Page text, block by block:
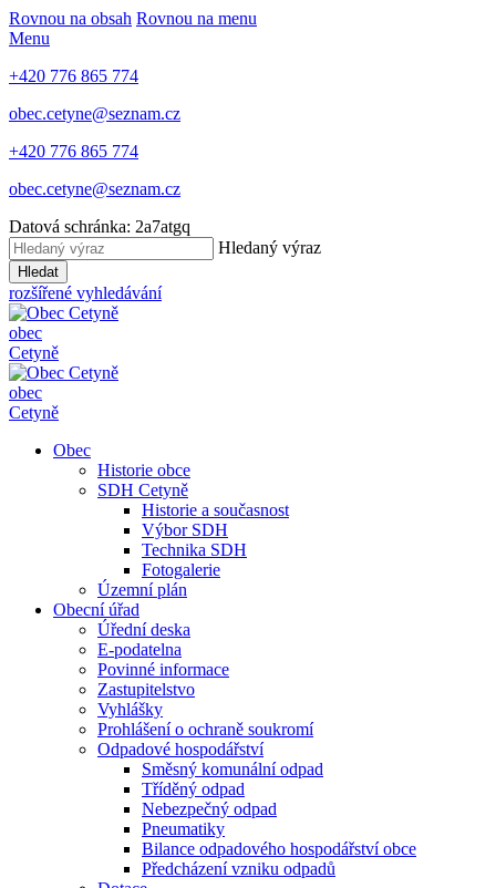
Rovnou na obsah Rovnou na menu
Menu
+420 776 865 774
obec.cetyne@seznam.cz
+420 776 865 774
obec.cetyne@seznam.cz
Datová schránka: 2a7atgq
Hledaný výraz
Hledat
rozšířené vyhledávání
obec
Cetyně
obec
Cetyně
Obec
Historie obce
SDH Cetyně
Historie a současnost
Výbor SDH
Technika SDH
Fotogalerie
Územní plán
Obecní úřad
Úřední deska
E-podatelna
Povinné informace
Zastupitelstvo
Vyhlášky
Prohlášení o ochraně soukromí
Odpadové hospodářství
Směsný komunální odpad
Tříděný odpad
Nebezpečný odpad
Pneumatiky
Bilance odpadového hospodářství obce
Předcházení vzniku odpadů